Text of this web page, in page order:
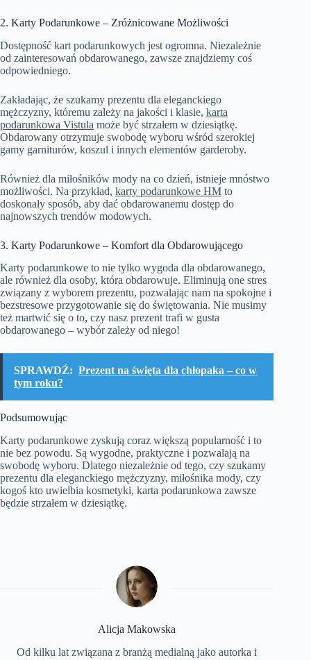
2. Karty Podarunkowe – Zróżnicowane Możliwości
Dostępność kart podarunkowych jest ogromna. Niezależnie
od zainteresowań obdarowanego, zawsze znajdziemy coś
odpowiedniego.
Zakładając, że szukamy prezentu dla eleganckiego
mężczyzny, któremu zależy na jakości i klasie, karta
podarunkowa Vistula może być strzałem w dziesiątkę.
Obdarowany otrzymuje swobodę wyboru wśród szerokiej
gamy garniturów, koszul i innych elementów garderoby.
Również dla miłośników mody na co dzień, istnieje mnóstwo
możliwości. Na przykład, karty podarunkowe HM to
doskonały sposób, aby dać obdarowanemu dostęp do
najnowszych trendów modowych.
3. Karty Podarunkowe – Komfort dla Obdarowującego
Karty podarunkowe to nie tylko wygoda dla obdarowanego,
ale również dla osoby, która obdarowuje. Eliminują one stres
związany z wyborem prezentu, pozwalając nam na spokojne i
bezstresowe przygotowanie się do świętowania. Nie musimy
też martwić się o to, czy nasz prezent trafi w gusta
obdarowanego – wybór zależy od niego!
SPRAWDŹ: Prezent na święta dla chłopaka – co w
tym roku?
Podsumowując
Karty podarunkowe zyskują coraz większą popularność i to
nie bez powodu. Są wygodne, praktyczne i pozwalają na
swobodę wyboru. Dlatego niezależnie od tego, czy szukamy
prezentu dla eleganckiego mężczyzny, miłośnika mody, czy
kogoś kto uwielbia kosmetyki, karta podarunkowa zawsze
będzie strzałem w dziesiątkę.
Alicja Makowska
Od kilku lat związana z branżą medialną jako autorka i